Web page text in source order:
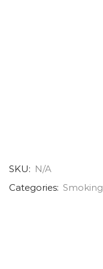
SKU: N/A
Categories: Smoking